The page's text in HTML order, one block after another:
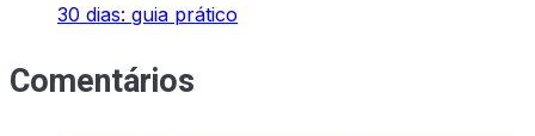
30 dias: guia prático
Comentários